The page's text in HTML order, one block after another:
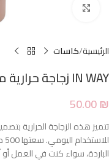
الرئيسية كاسات
IN WAY زجاجة حرارية مع غطاء بامبو 500 مل
50.00₪
تتميز هذه الزجاجة الحرارية
الباردة، سواء كنت في العمل أو